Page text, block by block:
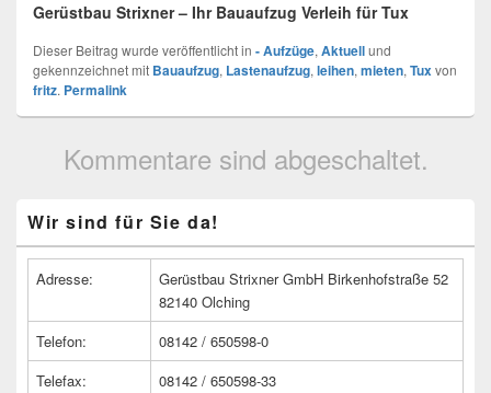
Gerüstbau Strixner – Ihr Bauaufzug Verleih für Tux
Dieser Beitrag wurde veröffentlicht in - Aufzüge, Aktuellund
gekennzeichnet mit Bauaufzug, Lastenaufzug, leihen, mieten, Tuxvon
fritz. Permalink
Kommentare sind abgeschaltet.
Seitenleisten
Widget-
Wir sind für Sie da!
Adresse:
Gerüstbau Strixner GmbH Birkenhofstraße 52
82140 Olching
Telefon:
08142 / 650598-0
Telefax:
08142 / 650598-33